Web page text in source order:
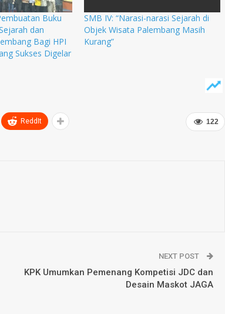
Buku
dan
Bagi HPI
Sukses Digelar
SMB IV: “Narasi-narasi Sejarah di
Objek Wisata Palembang Masih
Kurang”
122
ReddIt
NEXT POST
KPK Umumkan Pemenang Kompetisi JDC dan
Desain Maskot JAGA